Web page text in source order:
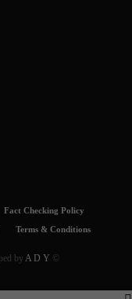
Fact Checking Policy
Terms & Conditions
© Copyright 2025. Designed and Developed by
A D Y